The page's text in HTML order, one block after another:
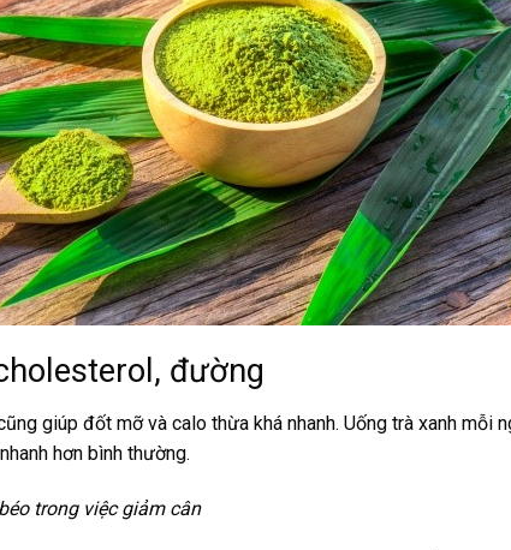
đường
giúp đốt mỡ và calo thừa khá nhanh. Uống trà xanh mỗi
hơn bình thường.
trong việc giảm cân